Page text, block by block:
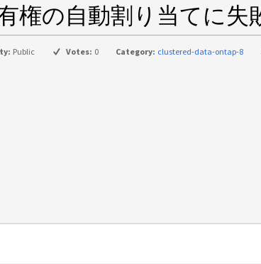
権の自動割り当てに
Public Votes: 0 Category: clustered-data-ontap-8